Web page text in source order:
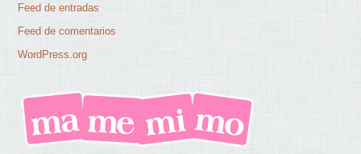
Feed de entradas
Feed de comentarios
WordPress.org